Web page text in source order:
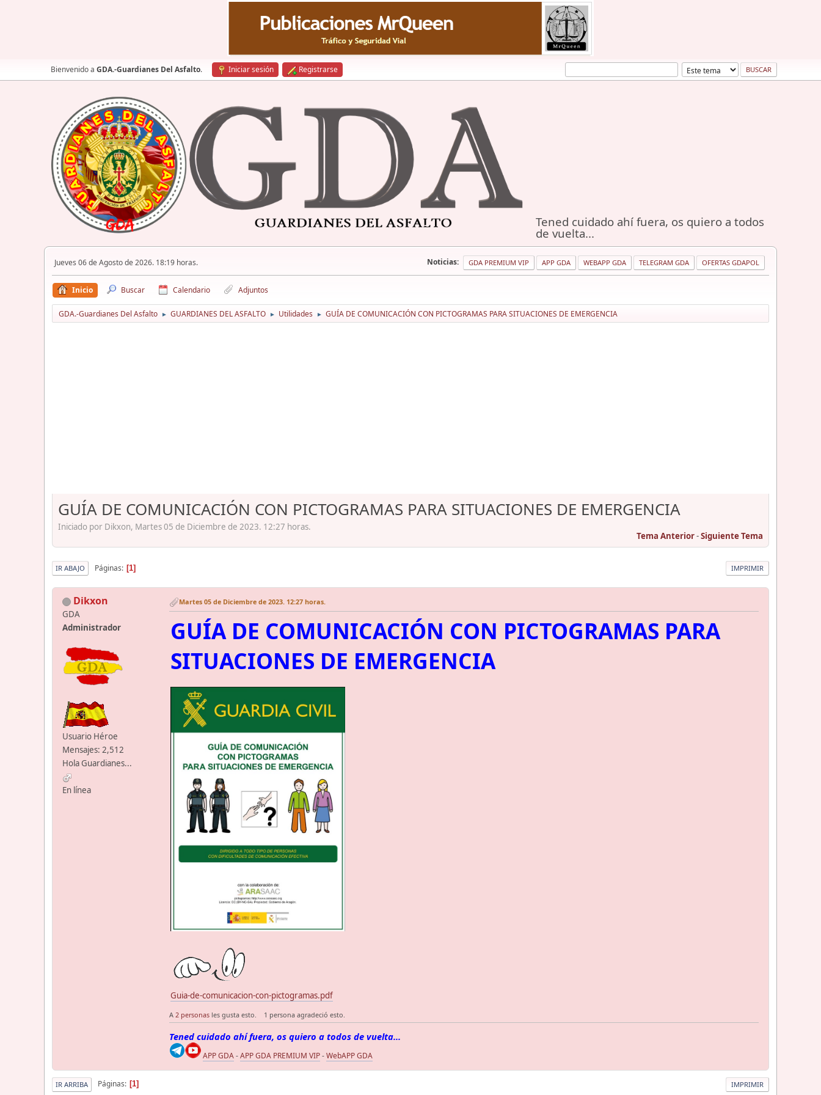
Bienvenido a GDA.-Guardianes Del Asfalto. Iniciar sesión Registrarse
Tened cuidado ahí fuera, os quiero a todos
de vuelta...
Jueves 06 de Agosto de 2026. 18:19 horas. Noticias: GDA PREMIUM VIP APP GDA WEBAPP GDA TELEGRAM GDA OFERTAS GDAPOL
Inicio Buscar Calendario Adjuntos
GDA.-Guardianes Del Asfalto ► GUARDIANES DEL ASFALTO ► Utilidades ► GUÍA DE COMUNICACIÓN CON PICTOGRAMAS PARA SITUACIONES DE EMERGENCIA
GUÍA DE COMUNICACIÓN CON PICTOGRAMAS PARA SITUACIONES DE EMERGENCIA
Iniciado por Dikxon, Martes 05 de Diciembre de 2023. 12:27 horas.
Tema Anterior-Siguiente Tema
IMPRIMIR
IR ABAJO Páginas 1
Dikxon
GDA
Administrador
Usuario Héroe
Mensajes: 2,512
Hola Guardianes...
En línea
Martes 05 de Diciembre de 2023. 12:27 horas.
GUÍA DE COMUNICACIÓN CON PICTOGRAMAS PARA
SITUACIONES DE EMERGENCIA
Guia-de-comunicacion-con-pictogramas.pdf
A 2 personas les gusta esto. 1 persona agradeció esto.
Tened cuidado ahí fuera, os quiero a todos de vuelta...
APP GDA-APP GDA PREMIUM VIP-WebAPP GDA
IMPRIMIR
IR ARRIBA Páginas 1